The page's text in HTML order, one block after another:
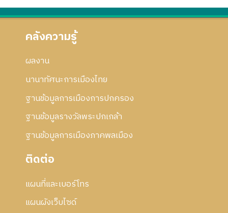
คลังความรู้
ผลงาน
นานาทัศนะการเมืองไทย
ฐานข้อมูลการเมืองการปกครอง
ฐานข้อมูลรางวัลพระปกเกล้า
ฐานข้อมูลการเมืองภาคพลเมือง
ติดต่อ
แผนที่และเบอร์โทร
แผนผังเว็บไซด์